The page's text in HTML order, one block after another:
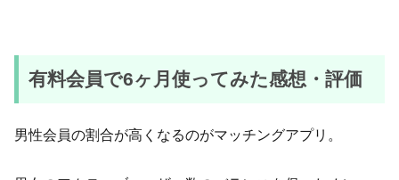
有料会員で6ヶ月使ってみた感想・評価
男性会員の割合が高くなるのがマッチングアプリ。